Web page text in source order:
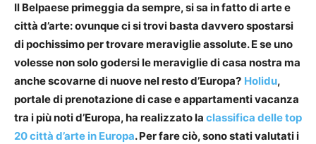
Il Belpaese primeggia da sempre, si sa in fatto di arte e
città d’arte: ovunque ci si trovi basta davvero spostarsi
di pochissimo per trovare meraviglie assolute. E se uno
volesse non solo godersi le meraviglie di casa nostra ma
anche scovarne di nuove nel resto d’Europa? Holidu,
portale di prenotazione di case e appartamenti vacanza
tra i più noti d’Europa, ha realizzato la classifica delle top
20città d’arte in Europa. Per fare ciò, sono stati valutati i